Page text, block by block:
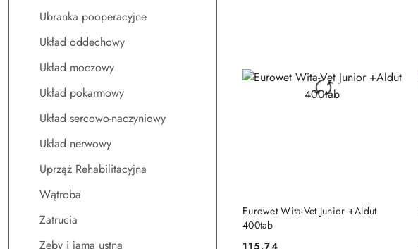
Ubranka pooperacyjne
Układ oddechowy
Układ moczowy
Układ pokarmowy
Układ sercowo-naczyniowy
Układ nerwowy
Uprząż Rehabilitacyjna
Wątroba
Zatrucia
Zęby i jama ustna
Eurowet Wita-Vet Junior +Aldut
400tab
DO KOSZYKA